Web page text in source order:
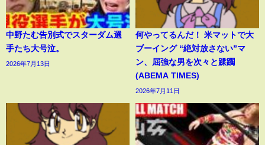
中野たむ告別式でスターダム選
手たち大号泣。
2026年7月13日
何やってるんだ！ 米マットで大
ブーイング “絶対放さない”マ
ン、屈強な男を次々と蹂躙
(ABEMA TIMES)
2026年7月11日